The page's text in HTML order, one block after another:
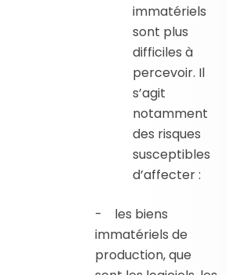
immatériels
sont plus
difficiles à
percevoir. Il
s’agit
notamment
des risques
susceptibles
d’affecter :
- les biens
immatériels de
production, que